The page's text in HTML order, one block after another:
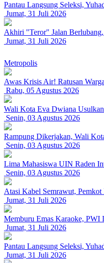
Pantau Langsung Seleksi,
Jumat, 31 Juli 2026
Akhiri "Teror" Jalan
Jumat, 31 Juli 2026
Metropolis
Awas Krisis Air! Ratusan
Rabu, 05 Agustus 2026
Wali Kota Eva Dwiana
Senin, 03 Agustus 2026
Rampung Dikerjakan, Wali
Senin, 03 Agustus 2026
Lima Mahasiswa UIN Raden
Senin, 03 Agustus 2026
Atasi Kabel Semrawut,
Jumat, 31 Juli 2026
Memburu Emas Karaoke, PWI
Jumat, 31 Juli 2026
Pantau Langsung Seleksi,
Jumat, 31 Juli 2026